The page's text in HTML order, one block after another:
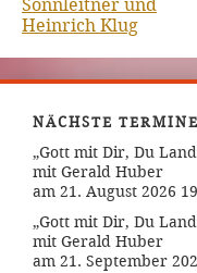
Sonnleitner und
Heinrich Klug
NÄCHSTE TERMINE
„Gott mit Dir, Du
mit Gerald Huber
am 21. August 2026
„Gott mit Dir, Du
mit Gerald Huber
am 21. September